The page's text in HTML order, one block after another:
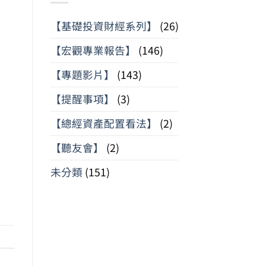
【基礎投資財經系列】
(26)
【宏觀專業報告】
(146)
【專題影片】
(143)
【提醒事項】
(3)
【總經資產配置看法】
(2)
【聽友會】
(2)
未分類 (151)